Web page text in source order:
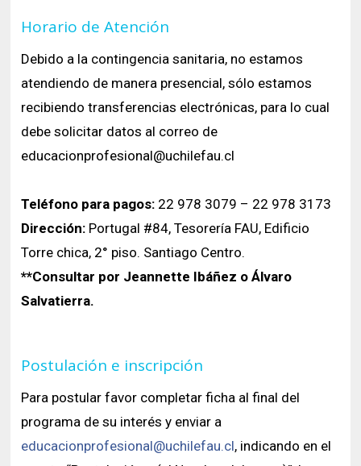
Horario de Atención
Debido a la contingencia sanitaria, no estamos
atendiendo de manera presencial, sólo estamos
recibiendo transferencias electrónicas, para lo cual
debe solicitar datos al correo de
educacionprofesional@uchilefau.cl
Teléfono para pagos: 22 978 3079 – 22 978 3173
Dirección: Portugal #84, Tesorería FAU, Edificio
Torre chica, 2° piso. Santiago Centro.
**Consultar por Jeannette Ibáñez o Álvaro
Salvatierra.
Postulación e inscripción
Para postular favor completar ficha al final del
programa de su interés y enviar a
educacionprofesional@uchilefau.cl, indicando en el